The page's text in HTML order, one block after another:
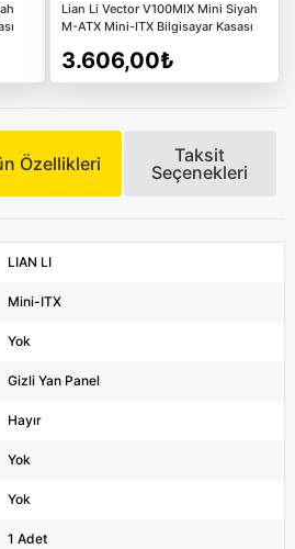
Lian Li Vector V100MIX Mini Siyah
M-ATX Mini-ITX Bilgisayar Kasası
3.606,00₺
Özellikleri
Taksit
Seçenekleri
LIAN LI
Mini-ITX
Yok
Gizli Yan Panel
Hayır
Yok
Yok
1 Adet